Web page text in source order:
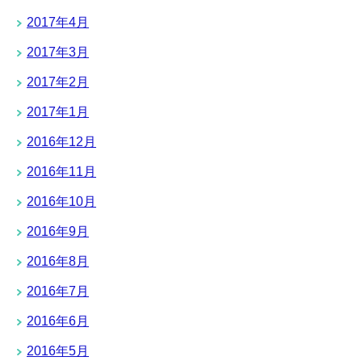
2017年4月
2017年3月
2017年2月
2017年1月
2016年12月
2016年11月
2016年10月
2016年9月
2016年8月
2016年7月
2016年6月
2016年5月